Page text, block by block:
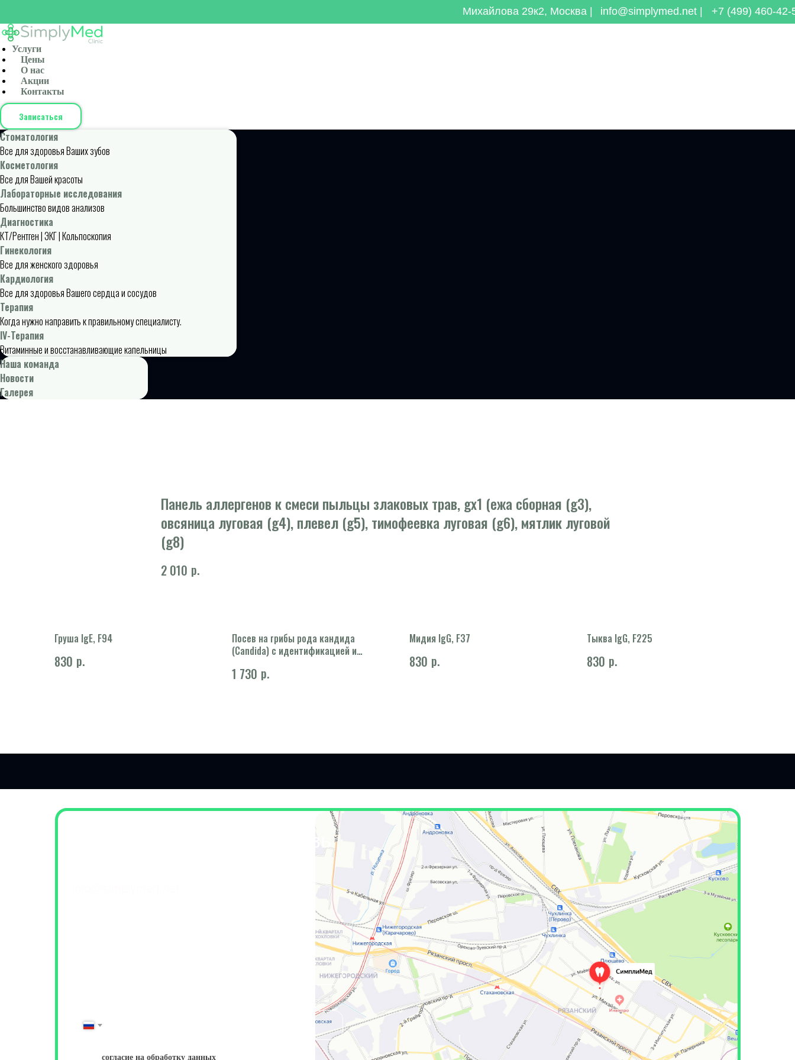
info@simplymed.net | +7 (499) 460-42-
Михайлова 29к2, Москва |
Услуги
Цены
О нас
Акции
Контакты
Записаться
Стоматология
Все для здоровья Ваших зубов
Косметология
Все для Вашей красоты
Лабораторные исследования
Большинство видов анализов
Диагностика
КТ/Рентген | ЭКГ | Кольпоскопия
Гинекология
Все для женского здоровья
Кардиология
Все для здоровья Вашего сердца и сосудов
Терапия
Когда нужно направить к правильному специалисту.
IV-Терапия
Витаминные и восстанавливающие капельницы
Наша команда
Новости
Галерея
Панель аллергенов к смеси пыльцы злаковых трав, gx1 (ежа сборная (g3),
овсяница луговая (g4), плевел (g5), тимофеевка луговая (g6), мятлик луговой
(g8)
2 010 р.
Груша IgE, F94
830 р.
Посев на грибы рода кандида
(Candida) с идентификацией и
антимикотическим препаратам
1 730 р.
Мидия IgG, F37
830 р.
Тыква IgG, F225
830 р.
согласие на обработку данных